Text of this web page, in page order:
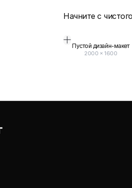
Начните с
Пустой дизайн-макет
2000 × 1600